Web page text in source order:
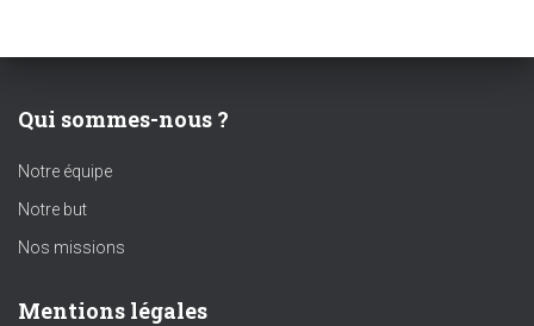
Qui sommes-nous ?
Notre équipe
Notre but
Nos missions
Mentions légales